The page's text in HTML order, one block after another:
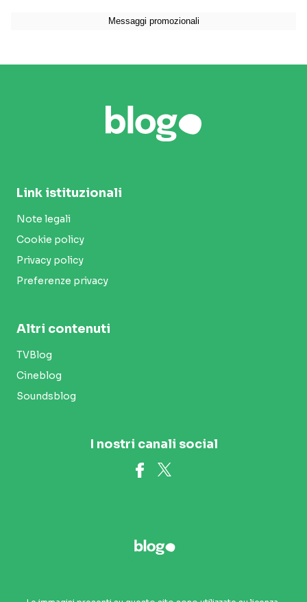
Link istituzionali
Note legali
Cookie policy
Privacy policy
Preferenze privacy
Altri contenuti
TVBlog
Cineblog
Soundsblog
I nostri canali social